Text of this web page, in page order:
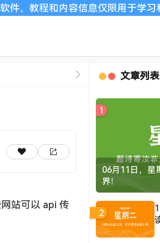
信息仅限用于学习和研究目的。
站可以 api 传
文章列表
1
06月11日，星
界！
2